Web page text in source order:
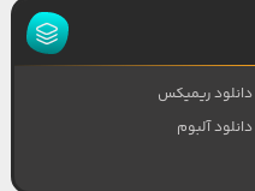
دانلود ریمیکس
دانلود آلبوم